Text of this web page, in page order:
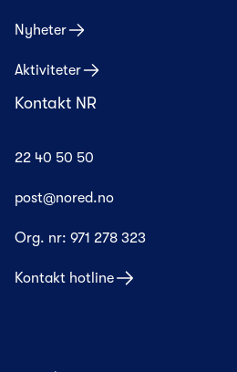
Nyheter
Aktiviteter
Kontakt NR
22 40 50 50
post@nored.no
Org. nr: 971 278 323
Kontakt hotline